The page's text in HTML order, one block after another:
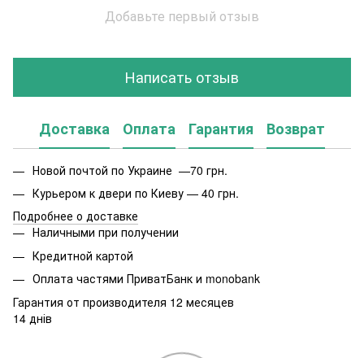
Добавьте первый отзыв
Написать отзыв
Доставка Оплата Гарантия Возврат
Новой почтой по Украине —70 грн.
Курьером к двери по Киеву — 40 грн.
Подробнее о доставке
Наличными при получении
Кредитной картой
Оплата частями ПриватБанк и monobank
Гарантия от производителя 12 месяцев
14 днів